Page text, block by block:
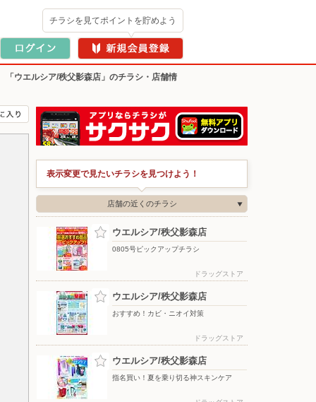
チラシを見てポイントを貯めよう
「ウエルシア/秩父影森店」のチラシ・店舗情
表示変更で見たいチラシを見つけよう！
店舗の近くのチラシ
ウエルシア/秩父影森店
0805号ピックアップチラシ
ドラッグストア
ウエルシア/秩父影森店
おすすめ！カビ・ニオイ対策
ドラッグストア
ウエルシア/秩父影森店
指名買い！夏を乗り切る神スキンケア